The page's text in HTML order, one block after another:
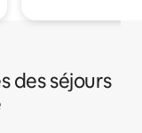
des séjours